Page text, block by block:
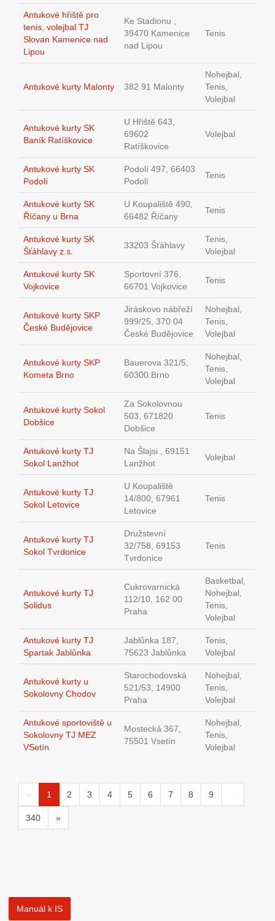
Antukové hřiště pro
tenis, volejbal TJ
Slovan Kamenice nad
Lipou
Ke Stadionu ,
39470 Kamenice
nad Lipou
Tenis
Antukové kurty Malonty 382 91 Malonty
Nohejbal,
Tenis,
Volejbal
Antukové kurty SK
Baník Ratíškovice
U Hřiště 643,
69602
Ratíškovice
Volejbal
Antukové kurty SK
Podolí
Podolí 497, 66403
Podolí
Tenis
Antukové kurty SK
Říčany u Brna
U Koupaliště 490,
66482 Říčany
Tenis
Antukové kurty SK
Šťáhlavy z.s.
33203 Šťáhlavy
Tenis,
Volejbal
Antukové kurty SK
Vojkovice
Sportovní 376,
66701 Vojkovice
Tenis
Antukové kurty SKP
České Budějovice
Jiráskovo nábřeží
999/25, 370 04
České Budějovice
Nohejbal,
Tenis,
Volejbal
Antukové kurty SKP
Kometa Brno
Bauerova 321/5,
60300 Brno
Nohejbal,
Tenis,
Volejbal
Antukové kurty Sokol
Dobšice
Za Sokolovnou
503, 671820
Dobšice
Tenis
Antukové kurty TJ
Sokol Lanžhot
Na Šlajsi , 69151
Lanžhot
Volejbal
Antukové kurty TJ
Sokol Letovice
U Koupaliště
14/800, 67961
Letovice
Tenis
Antukové kurty TJ
Sokol Tvrdonice
Družstevní
32/758, 69153
Tvrdonice
Tenis
Antukové kurty TJ
Solidus
Cukrovarnická
112/10, 162 00
Praha
Basketbal,
Nohejbal,
Tenis,
Volejbal
Antukové kurty TJ
Spartak Jablůnka
Jablůnka 187,
75623 Jablůnka
Tenis,
Volejbal
Antukové kurty u
Sokolovny Chodov
Starochodovská
521/53, 14900
Praha
Nohejbal,
Tenis,
Volejbal
Antukové sportoviště u
Sokolovny TJ MEZ
VSetín
Mostecká 367,
75501 Vsetín
Nohejbal,
Tenis,
Volejbal
« 1 2 3 4 5 6 7 8 9 ...
340 »
Manuál k IS